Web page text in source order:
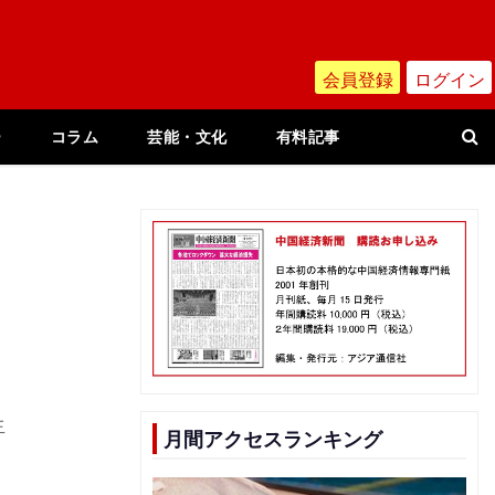
会員登録 ログイン
コラム 芸能・文化 有料記事
月間アクセスランキング